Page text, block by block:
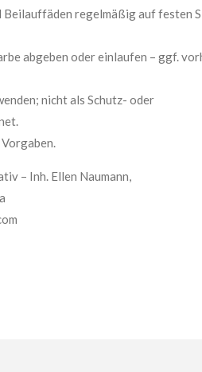
Beilauffäden regelmäßig auf festen
abgeben oder einlaufen – ggf.
nicht als Schutz- oder
– Inh. Ellen Naumann,